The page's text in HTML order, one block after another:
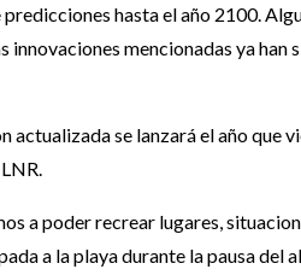
hasta el año 2100.
mencionadas ya han
actualizada se lanzará el año que
a poder recrear lugares,
a la playa durante la pausa